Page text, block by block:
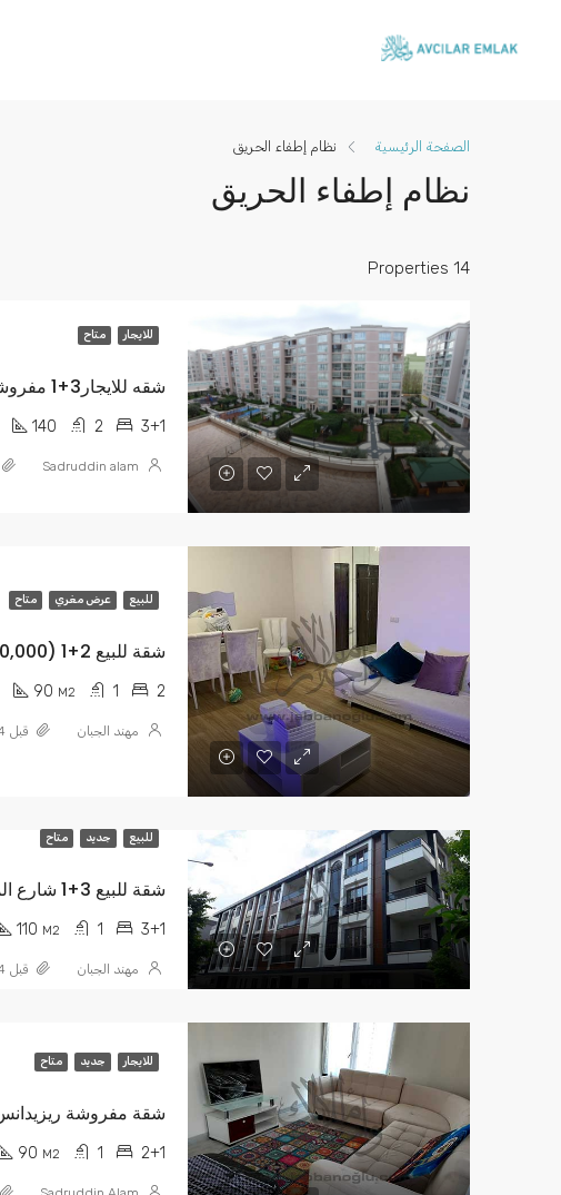
الصفحة الرئيسية نظام إطفاء الحريق
نظام إطفاء الحريق
14 Properties
للايجار متاح
3+1
2
140
Sadruddin alam
للبيع عرض مغري متاح
شقة للبيع 2+1 N-TOWERS (TL 1,630,000)
2
1
90 M2
مهند الجبان قبل 4 سنوات
للبيع جديد متاح
شقة للبيع 3+1 شارع المعلمين$98.000
3+1
1
110 M2
مهند الجبان قبل 4 سنوات
للايجار جديد متاح
2+1
1
90 M2